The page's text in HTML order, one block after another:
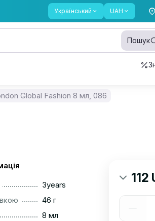
Український UAH
Пошук
Global Fashion 8 мл, 086
3years
46 г
8 мл
112